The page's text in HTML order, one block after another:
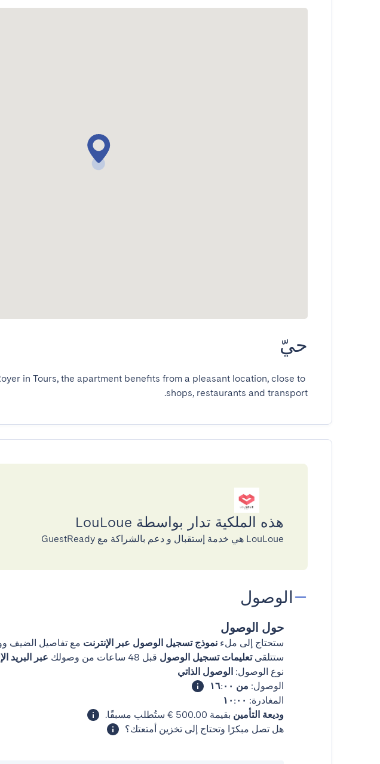
حيّ
in Tours, the apartment benefits from a pleasant location, close to
shops, restaurants and transport.
هذه الملكية تدار بواسطة LouLoue
LouLoue هي خدمة إستقبال و دعم بالشراكة مع GuestReady
الوصول
حول الوصول
ستحتاج إلى ملء نموذج تسجيل الوصول عبر الإنترنت مع تفاصيل الضيف
ستتلقىتعليمات تسجيل الوصول قبل 48 ساعات من وصولك عبر البريد
نوع الوصول: الوصول الذاتي
الوصول: من ١٦:٠٠
المغادرة: ١٠:٠٠
وديعة التأمين بقيمة ‏500.00 € ستُطلب مسبقًا.
هل تصل مبكرًا وتحتاج إلى تخزين أمتعتك؟